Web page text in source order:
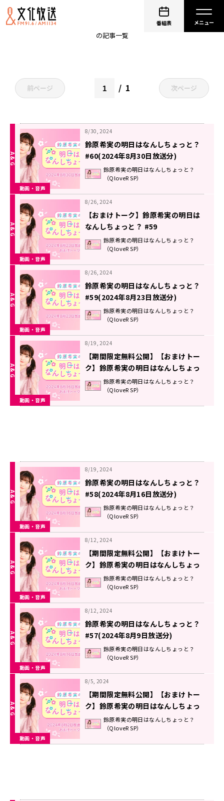
番組表
の記事一覧
前ページ 1 次ページ
動画・音声
8/30, 2024
鈴原希実の明日はなんしちょっと？
#60(2024年8月30日放送分)
鈴原希実の明日はなんしちょっと？
（QloveR SP）
動画・音声
8/26, 2024
【おまけトーク】鈴原希実の明日は
なんしちょっと？ #59
鈴原希実の明日はなんしちょっと？
（QloveR SP）
動画・音声
8/26, 2024
鈴原希実の明日はなんしちょっと？
#59(2024年8月23日放送分)
鈴原希実の明日はなんしちょっと？
（QloveR SP）
動画・音声
8/19, 2024
【期間限定無料公開】【おまけトー
ク】鈴原希実の明日はなんしちょっ
と？ #58(2024年8月16日放送分)
鈴原希実の明日はなんしちょっと？
（QloveR SP）
動画・音声
8/19, 2024
鈴原希実の明日はなんしちょっと？
#58(2024年8月16日放送分)
鈴原希実の明日はなんしちょっと？
（QloveR SP）
動画・音声
8/12, 2024
【期間限定無料公開】【おまけトー
ク】鈴原希実の明日はなんしちょっ
と？ #57(2024年8月9日放送分)
鈴原希実の明日はなんしちょっと？
（QloveR SP）
動画・音声
8/12, 2024
鈴原希実の明日はなんしちょっと？
#57(2024年8月9日放送分)
鈴原希実の明日はなんしちょっと？
（QloveR SP）
動画・音声
8/5, 2024
【期間限定無料公開】【おまけトー
ク】鈴原希実の明日はなんしちょっ
と？ #56(2024年8月2日放送分)
鈴原希実の明日はなんしちょっと？
（QloveR SP）